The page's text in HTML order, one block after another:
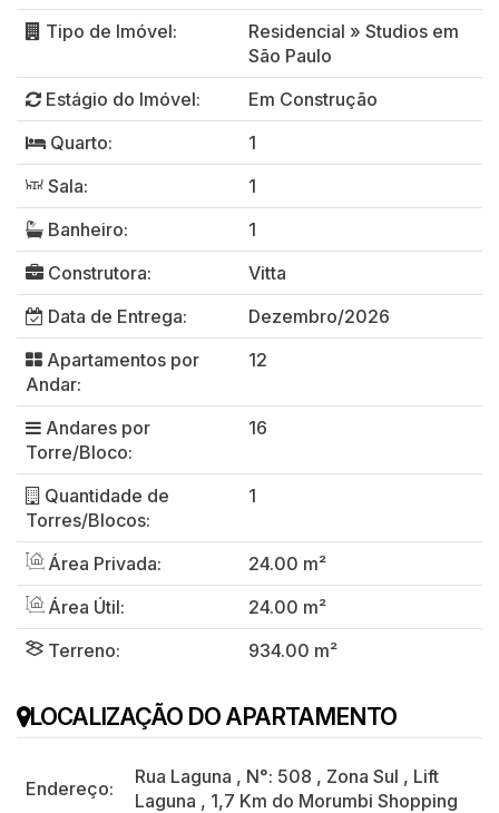
Tipo de Imóvel:
Residencial » Studios em
São Paulo
Estágio do Imóvel:
Em Construção
Quarto:
1
Sala:
1
Banheiro:
1
Construtora:
Vitta
Data de Entrega:
Dezembro/2026
Apartamentos por
Andar:
12
Andares por
Torre/Bloco:
16
Quantidade de
Torres/Blocos:
1
Área Privada:
24.00 m²
Área Útil:
24.00 m²
Terreno:
934.00 m²
LOCALIZAÇÃO DO APARTAMENTO
Endereço:
Rua Laguna , N°: 508 , Zona Sul , Lift
Laguna , 1,7 Km do Morumbi Shopping